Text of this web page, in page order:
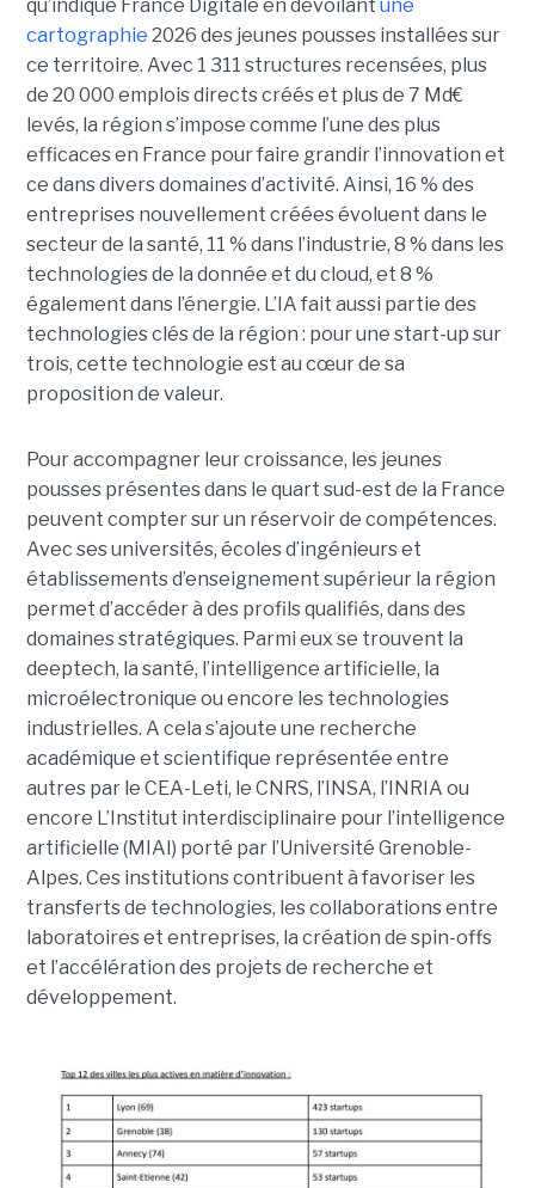
qu’indique France Digitale en dévoilant une
cartographie 2026 des jeunes pousses installées sur
ce territoire. Avec 1 311 structures recensées, plus
de 20 000 emplois directs créés et plus de 7 Md€
levés, la région s’impose comme l’une des plus
efficaces en France pour faire grandir l’innovation et
ce dans divers domaines d’activité. Ainsi, 16 % des
entreprises nouvellement créées évoluent dans le
secteur de la santé, 11 % dans l’industrie, 8 % dans les
technologies de la donnée et du cloud, et 8 %
également dans l’énergie. L’IA fait aussi partie des
technologies clés de la région : pour une start-up sur
trois, cette technologie est au cœur de sa
proposition de valeur.
Pour accompagner leur croissance, les jeunes
pousses présentes dans le quart sud-est de la France
peuvent compter sur un réservoir de compétences.
Avec ses universités, écoles d’ingénieurs et
établissements d’enseignement supérieur la région
permet d’accéder à des profils qualifiés, dans des
domaines stratégiques. Parmi eux se trouvent la
deeptech, la santé, l’intelligence artificielle, la
microélectronique ou encore les technologies
industrielles. A cela s’ajoute une recherche
académique et scientifique représentée entre
autres par le CEA-Leti, le CNRS, l’INSA, l’INRIA ou
encore L’Institut interdisciplinaire pour l’intelligence
artificielle (MIAI) porté par l’Université Grenoble-
Alpes. Ces institutions contribuent à favoriser les
transferts de technologies, les collaborations entre
laboratoires et entreprises, la création de spin-offs
et l’accélération des projets de recherche et
développement.